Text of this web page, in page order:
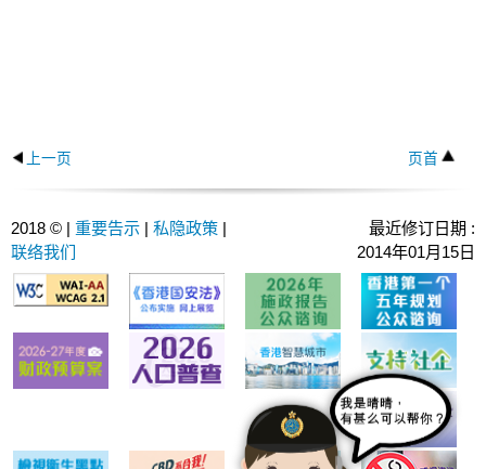
上一页 页首
2018 © | 重要告示 | 私隐政策 |
联络我们
最近修订日期 :
2014年01月15日